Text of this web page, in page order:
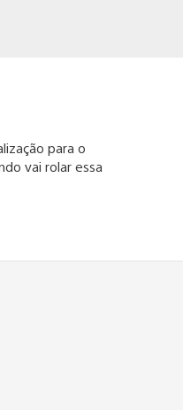
para o
vai rolar essa